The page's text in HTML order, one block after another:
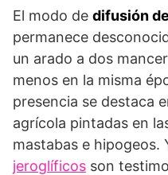
El modo de difusión
permanece
un arado a dos
menos en la misma
presencia se destaca
agrícola pintadas en
mastabas e hipogeos.
jeroglíficos son